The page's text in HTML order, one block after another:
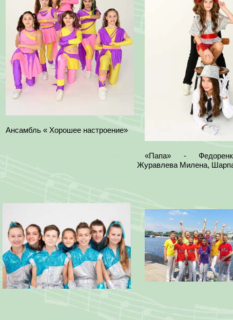
Ансамбль « Хорошее настроение»
«Папа» -
Журавлева Милена,